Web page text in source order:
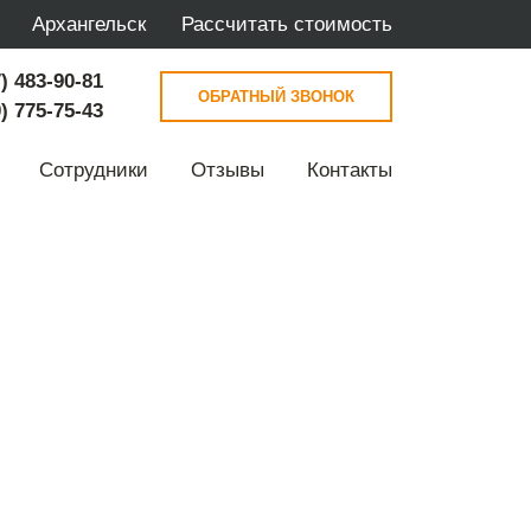
Архангельск Рассчитать стоимость
483-90-81
775-75-43
ОБРАТНЫЙ ЗВОНОК
Сотрудники Отзывы Контакты